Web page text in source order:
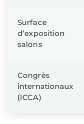
Surface
d’exposition
salons
Congrès
internationaux
(ICCA)